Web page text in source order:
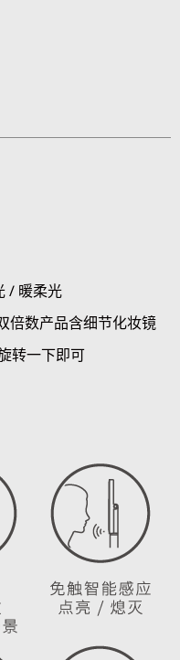
/ 暖柔光
倍数产品含细节化妆镜
转一下即可